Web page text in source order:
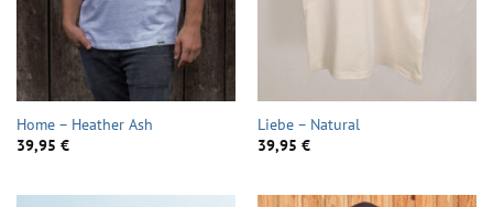
Home – Heather Ash
39,95 €
Liebe – Natural
39,95 €